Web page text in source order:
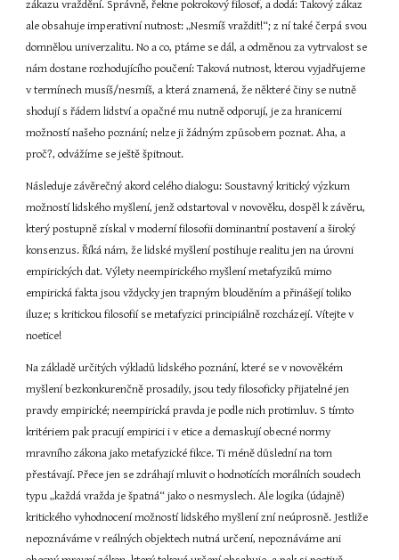
zákazu vraždění. Správně, řekne pokrokový filosof, a dodá: Takový zákaz
ale obsahuje imperativní nutnost: „Nesmíš vraždit!“; z ní také čerpá svou
domnělou univerzalitu. No a co, ptáme se dál, a odměnou za vytrvalost se
nám dostane rozhodujícího poučení: Taková nutnost, kterou vyjadřujeme
v termínech musíš/nesmíš, a která znamená, že některé činy se nutně
shodují s řádem lidství a opačné mu nutně odporují, je za hranicemi
možností našeho poznání; nelze ji žádným způsobem poznat. Aha, a
proč?, odvážíme se ještě špitnout.
Následuje závěrečný akord celého dialogu: Soustavný kritický výzkum
možností lidského myšlení, jenž odstartoval v novověku, dospěl k závěru,
který postupně získal v moderní filosofii dominantní postavení a široký
konsenzus. Říká nám, že lidské myšlení postihuje realitu jen na úrovni
empirických dat. Výlety neempirického myšlení metafyziků mimo
empirická fakta jsou vždycky jen trapným blouděním a přinášejí toliko
iluze; s kritickou filosofií se metafyzici principiálně rozcházejí. Vítejte v
noetice!
Na základě určitých výkladů lidského poznání, které se v novověkém
myšlení bezkonkurenčně prosadily, jsou tedy filosoficky přijatelné jen
pravdy empirické; neempirická pravda je podle nich protimluv. S tímto
kritériem pak pracují empirici i v etice a demaskují obecné normy
mravního zákona jako metafyzické fikce. Ti méně důslední na tom
přestávají. Přece jen se zdráhají mluvit o hodnotících morálních soudech
typu „každá vražda je špatná“ jako o nesmyslech. Ale logika (údajně)
kritického vyhodnocení možností lidského myšlení zní neúprosně. Jestliže
nepoznáváme v reálných objektech nutná určení, nepoznáváme ani